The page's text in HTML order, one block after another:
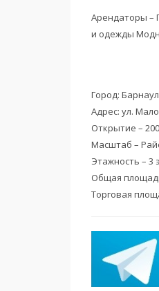
Арендаторы –
и одежды
Город: Барнаул
Адрес: ул.
Открытие –
Масштаб –
Этажность – 3
Общая
Торговая